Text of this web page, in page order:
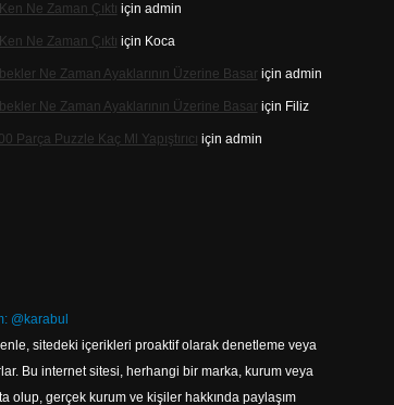
Ken Ne Zaman Çıktı için admin
Ken Ne Zaman Çıktı için Koca
Ne Zaman Ayaklarının Üzerine Basariçin admin
Ne Zaman Ayaklarının Üzerine Basariçin Filiz
Parça Puzzle Kaç Ml Yapıştırıcı için admin
@karabul
sitedeki içerikleri proaktif olarak denetleme veya
Bu internet sitesi, herhangi bir marka, kurum veya
olup, gerçek kurum ve kişiler hakkında paylaşım